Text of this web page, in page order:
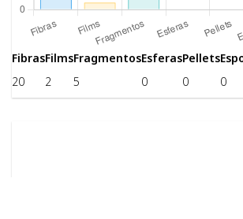
FibrasFilmsFragmentosEsferasPellets
20
2 5 0 0 0